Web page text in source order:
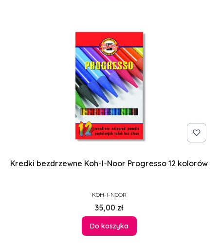
Kredki bezdrzewne Koh-I-Noor Progresso 12 kolorów
PRODUCENT
KOH-I-NOOR
Cena
35,00 zł
Do koszyka